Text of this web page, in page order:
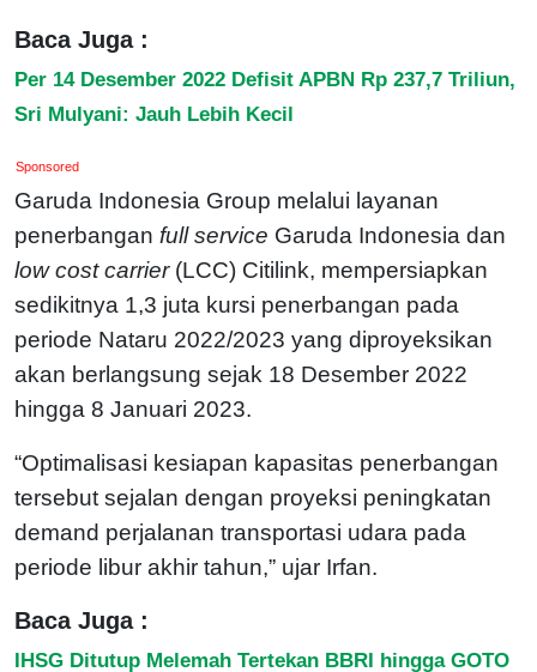
Baca Juga :
Per 14 Desember 2022 Defisit APBN Rp 237,7 Triliun,
Sri Mulyani: Jauh Lebih Kecil
Sponsored
Garuda Indonesia Group melalui layanan
penerbangan full service Garuda Indonesia dan
low cost carrier(LCC) Citilink, mempersiapkan
sedikitnya 1,3 juta kursi penerbangan pada
periode Nataru 2022/2023 yang diproyeksikan
akan berlangsung sejak 18 Desember 2022
hingga 8 Januari 2023.
“Optimalisasi kesiapan kapasitas penerbangan
tersebut sejalan dengan proyeksi peningkatan
demand perjalanan transportasi udara pada
periode libur akhir tahun,” ujar Irfan.
Baca Juga :
IHSG Ditutup Melemah Tertekan BBRI hingga GOTO